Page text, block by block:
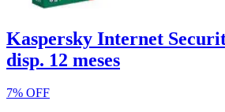
Kaspersky Internet
disp. 12 meses
7% OFF